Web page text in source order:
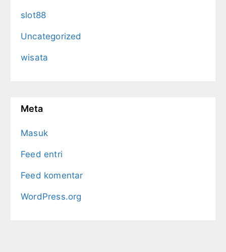
slot88
Uncategorized
wisata
Meta
Masuk
Feed entri
Feed komentar
WordPress.org